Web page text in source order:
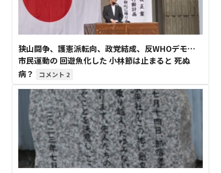
狭山闘争、護憲派転向、政党結成、反WHOデモ…
市民運動の 回遊魚化した 小林節は止まると 死ぬ
病？
2